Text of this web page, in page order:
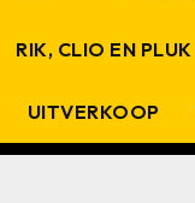
RIK, CLIO EN PLUK
UITVERKOOP